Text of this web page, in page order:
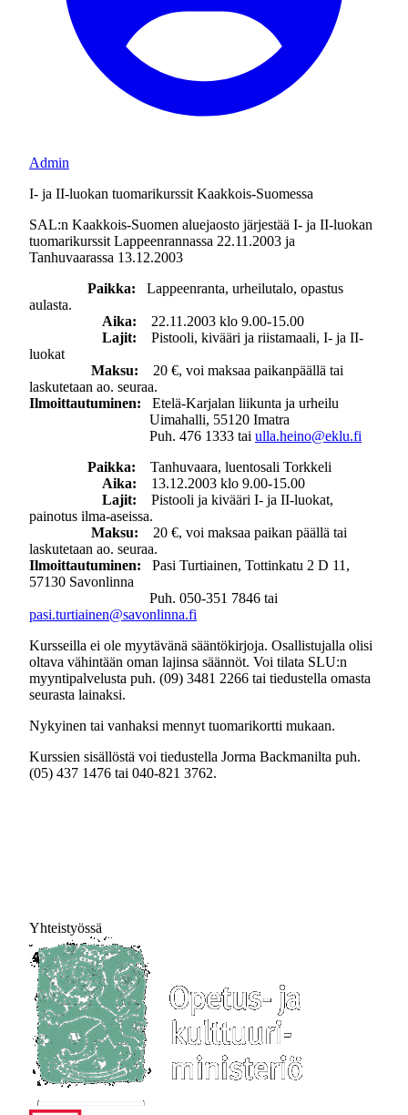
Admin
I- ja II-luokan tuomarikurssit Kaakkois-Suomessa
SAL:n Kaakkois-Suomen aluejaosto järjestää I- ja II-luokan
tuomarikurssit Lappeenrannassa 22.11.2003 ja
Tanhuvaarassa 13.12.2003
Paikka: Lappeenranta, urheilutalo, opastus
aulasta.
Aika: 22.11.2003 klo 9.00-15.00
Lajit: Pistooli, kivääri ja riistamaali, I- ja II-
luokat
Maksu: 20 €, voi maksaa paikanpäällä tai
laskutetaan ao. seuraa.
Ilmoittautuminen: Etelä-Karjalan liikunta ja urheilu
Uimahalli, 55120 Imatra
Puh. 476 1333 tai ulla.heino@eklu.fi
Paikka: Tanhuvaara, luentosali Torkkeli
Aika: 13.12.2003 klo 9.00-15.00
Lajit: Pistooli ja kivääri I- ja II-luokat,
painotus ilma-aseissa.
Maksu: 20 €, voi maksaa paikan päällä tai
laskutetaan ao. seuraa.
Ilmoittautuminen: Pasi Turtiainen, Tottinkatu 2 D 11,
57130 Savonlinna
Puh. 050-351 7846 tai
pasi.turtiainen@savonlinna.fi
Kursseilla ei ole myytävänä sääntökirjoja. Osallistujalla olisi
oltava vähintään oman lajinsa säännöt. Voi tilata SLU:n
myyntipalvelusta puh. (09) 3481 2266 tai tiedustella omasta
seurasta lainaksi.
Nykyinen tai vanhaksi mennyt tuomarikortti mukaan.
Kurssien sisällöstä voi tiedustella Jorma Backmanilta puh.
(05) 437 1476 tai 040-821 3762.
Yhteistyössä